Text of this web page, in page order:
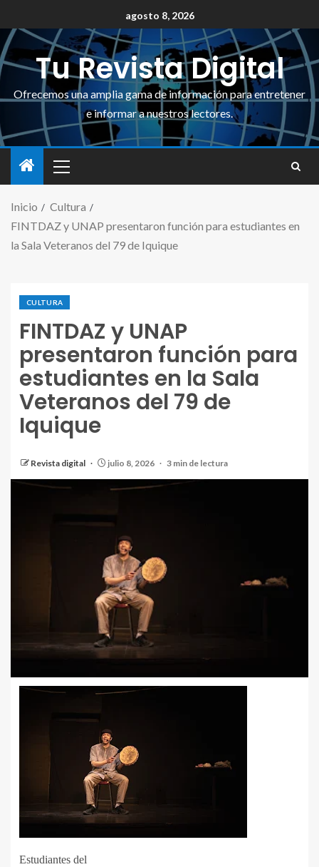
agosto 8, 2026
Tu Revista Digital
Ofrecemos una amplia gama de información para entretener
e informar a nuestros lectores.
Inicio
Cultura
FINTDAZ y UNAP presentaron función para estudiantes en
la Sala Veteranos del 79 de Iquique
CULTURA
FINTDAZ y UNAP
presentaron función para
estudiantes en la Sala
Veteranos del 79 de
Iquique
Revista digital julio 8, 2026 3 min de lectura
Estudiantes del